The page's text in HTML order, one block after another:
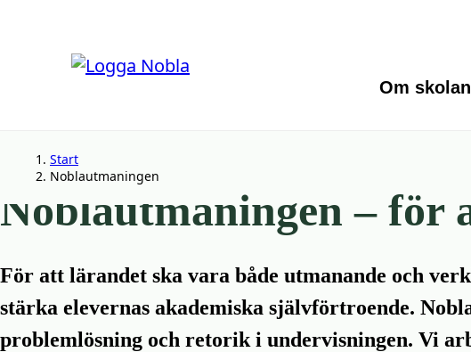
till
till
Om skolan
Start
Noblautmaningen
Noblautmaningen – för
För att lärandet ska vara både utmanande och
stärka elevernas akademiska självförtroende.
problemlösning och retorik i undervisningen. Vi